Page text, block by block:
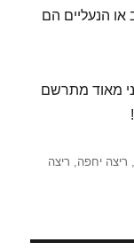
הנעליים הם
מאוד מתרשם
ריצה יחפה
ריצה